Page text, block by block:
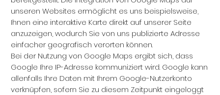
unseren Websites ermöglicht es uns beispielsweise,
Ihnen eine interaktive Karte direkt auf unserer Seite
anzuzeigen, wodurch Sie von uns publizierte Adresse
einfacher geografisch verorten können.
Bei der Nutzung von Google Maps ergibt sich, dass
Google Ihre IP-Adresse kommuniziert wird. Google kann
allenfalls Ihre Daten mit Ihrem Google-Nutzerkonto
verknüpfen, sofern Sie zu diesem Zeitpunkt eingeloggt